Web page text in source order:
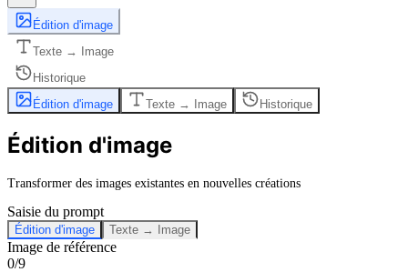
Édition d'image
Texte → Image
Historique
Édition d'image
Texte → Image Historique
Édition d'image
Transformer des images existantes en nouvelles créations
Saisie du prompt
Édition d'image Texte → Image
Image de référence
0/9